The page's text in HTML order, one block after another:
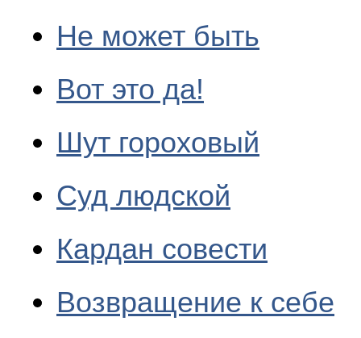
Не может быть
Вот это да!
Шут гороховый
Суд людской
Кардан совести
Возвращение к себе